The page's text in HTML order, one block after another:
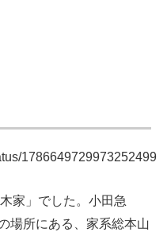
1786649729973252499
家」でした。小田急
場所にある、家系総本山